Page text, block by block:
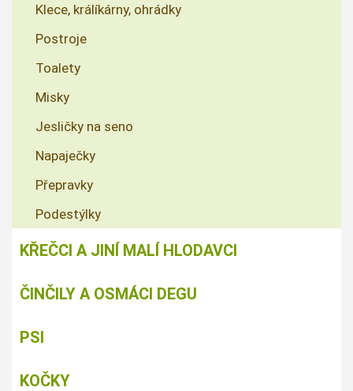
Klece, králíkárny, ohrádky
Postroje
Toalety
Misky
Jesličky na seno
Napaječky
Přepravky
Podestýlky
KŘEČCI A JINÍ MALÍ HLODAVCI
ČINČILY A OSMÁCI DEGU
PSI
KOČKY